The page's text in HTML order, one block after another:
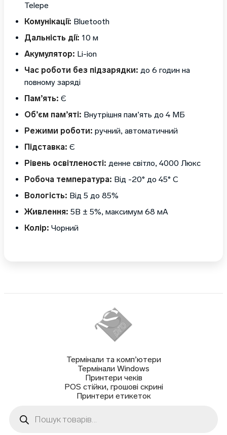
Telepe
Комунікації: Bluetooth
Дальність дії: 10 м
Акумулятор: Li-ion
Час роботи без підзарядки: до 6 годин на
повному заряді
Пам’ять: Є
Об’єм пам’яті: Внутрішня пам’ять до 4 МБ
Режими роботи: ручний, автоматичний
Підставка: Є
Рівень освітленості: денне світло, 4000 Люкс
Робоча температура: Від -20° до 45° C
Вологість: Від 5 до 85%
Живлення: 5В ± 5%, максимум 68 мА
Колір: Чорний
Термінали та комп’ютери
Термінали Windows
Принтери чеків
POS стійки, грошові скрині
Принтери етикеток
товарів